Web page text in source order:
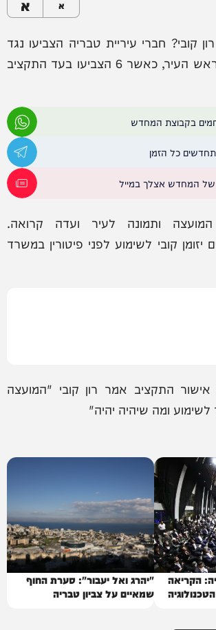
א א
קובי? חברי עיריית טבריה הצביעו נגד
התקציב שהגיש ראש העיר, כאשר 6 הצביעו בעד התקציב
בקבוצת המחדש
כל הזמן
של המחדש אצלך במייל
ותמונה לעיר ועדה קרואה.
יזומן קובי לשימוע לפני פיטורין במשרד
התקציב אמר רון קובי "המועצה
ומה שיהיה יהיה"
הקריאה
"יהרג ואל יעבור": סערת החוף
שמאיים על צביון טבריה